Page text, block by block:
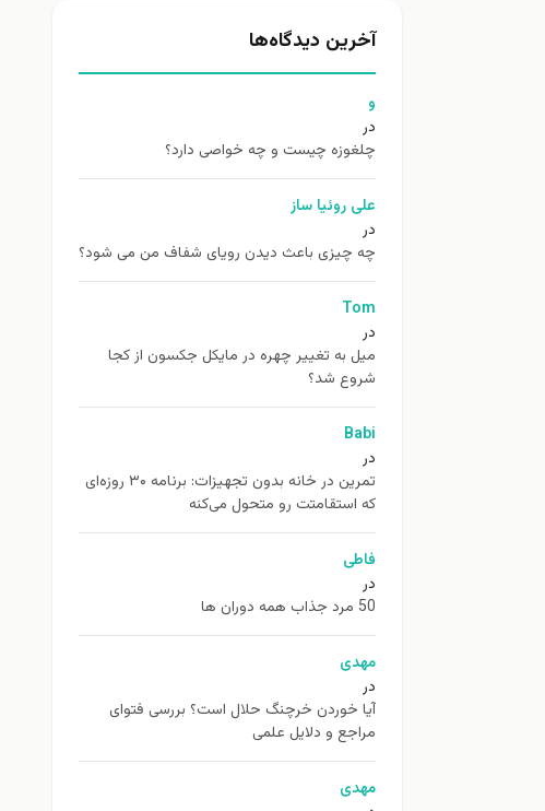
آخرین دیدگاه‌ها
و
در
چلغوزه چیست و چه خواصی دارد؟
علی روئیا ساز
در
چه چیزی باعث دیدن رویای شفاف من می شود؟
Tom
در
ميل به تغيير چهره در مایکل جکسون از كجا
شروع شد؟
Babi
در
تمرین در خانه بدون تجهیزات: برنامه ۳۰ روزه‌ای
که استقامتت رو متحول می‌کنه
فاطی
در
50 مرد جذاب همه دوران ها
مهدی
در
آیا خوردن خرچنگ حلال است؟ بررسی فتوای
مراجع و دلایل علمی
مهدی